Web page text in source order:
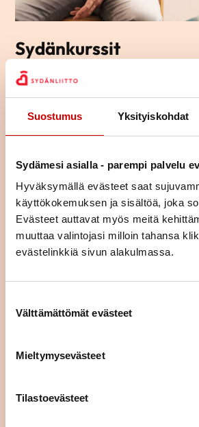
Suostumus Yksityiskohdat
Sydämesi asialla - parempi palvelu
Hyväksymällä evästeet saat
käyttökokemuksen ja sisältöä, joka
Evästeet auttavat myös meitä
muuttaa valintojasi milloin tahansa
evästelinkkiä sivun alakulmassa.
Välttämättömät evästeet
Mieltymysevästeet
Tilastoevästeet
Sydänkurssit
Sydänkurssit sopivat sinulle, joka etsit
elämäntilanteessa olevia ja jakamaan
tekemisen ja oppimisen kautta.
Osa kursseista on teemallisia kursseja,
asiaa (esim. liikunta, ravitsemus,
Voit tulla kurssille yksin tai yhdessä puolisosi
Kurssimme ovat osallistujille maksuttomia.
kursseille asuinpaikastasi riippumatta.
KURSSIKALENTERI